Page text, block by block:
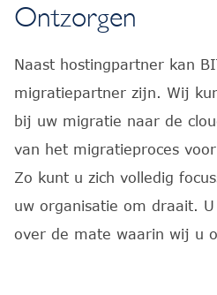
Ontzorgen
Naast hostingpartner kan
migratiepartner zijn. Wij
bij uw migratie naar de
van het migratieproces
Zo kunt u zich volledig
uw organisatie om draait.
over de mate waarin wij u